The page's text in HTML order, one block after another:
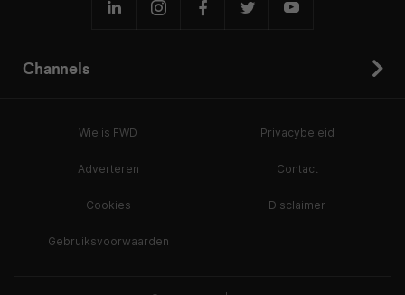
Channels
Wie is FWD Privacybeleid
Adverteren Contact
Cookies Disclaimer
Gebruiksvoorwaarden